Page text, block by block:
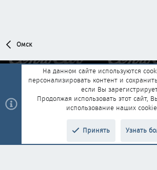
Омск
Обратная связь
Условия и правила
Политика конфиденциальности
Помощь
add-ons by ThemeHouse Перевод от Jumuro®
На данном сайте используются
персонализировать контент и
если Вы
Продолжая использовать этот сайт,
использование наших
Принять Узнать